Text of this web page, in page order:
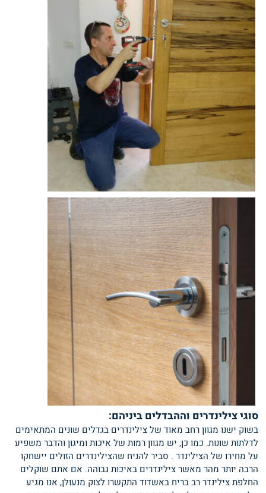
סוגי צילינדרים וההבדלים ביניהם:
בשוק ישנו מגוון רחב מאוד של צילינדרים בגדלים שונים המתאימים
לדלתות שונות. כמו כן, יש מגוון רמות של איכות ומיגון והדבר משפיע
על מחירו של הצילינדר . סביר להניח שהצילינדרים הזולים יישחקו
הרבה יותר מהר מאשר צילינדרים באיכות גבוהה. אם אתם שוקלים
החלפת צילינדר רב בריח באשדוד התקשרו לצוק מנעולן, אנו מגיע